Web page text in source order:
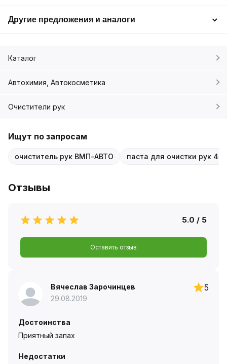
Другие предложения и аналоги
Каталог
Автохимия, Автокосметика
Очистители рук
Ищут по запросам
очиститель рук ВМП-АВТО паста для очистки рук
Отзывы
5.0 / 5
Оставить отзыв
Вячеслав Зарочинцев
29.08.2019
5
Достоинства
Приятный запах
Недостатки